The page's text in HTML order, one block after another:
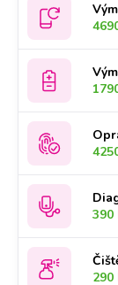
390
290